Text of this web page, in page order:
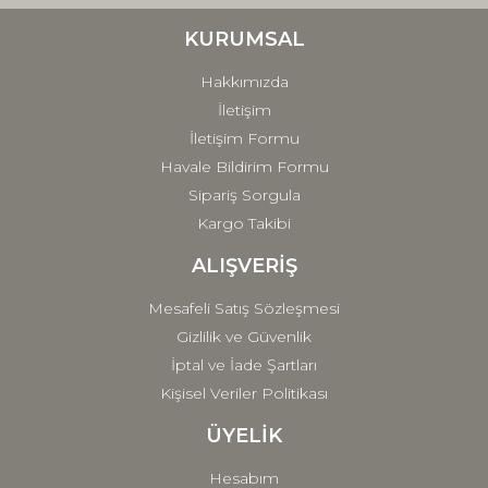
Ürün fiyatı diğer sitelerden daha pahalı.
Gönder
KURUMSAL
Hakkımızda
İletişim
İletişim Formu
Havale Bildirim Formu
Sipariş Sorgula
Kargo Takibi
ALIŞVERİŞ
Mesafeli Satış Sözleşmesi
Gizlilik ve Güvenlik
İptal ve İade Şartları
Kişisel Veriler Politikası
ÜYELİK
Hesabım